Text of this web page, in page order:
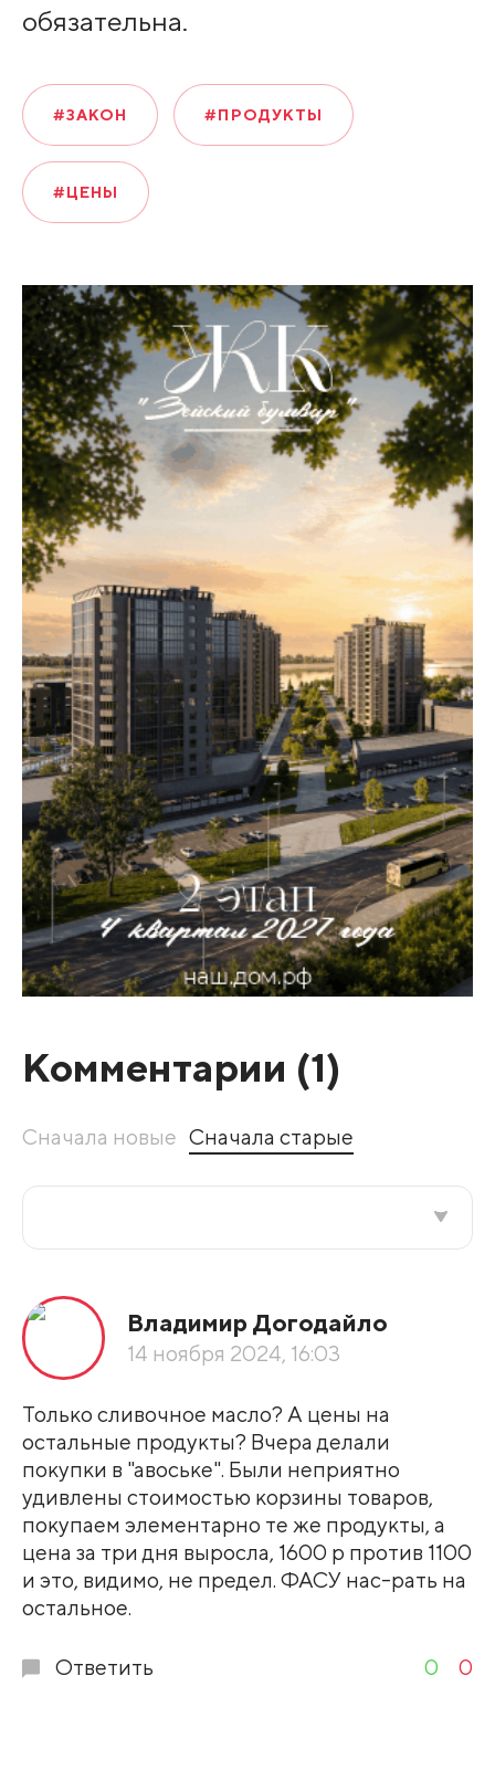
обязательна.
#ЗАКОН #ПРОДУКТЫ
#ЦЕНЫ
Комментарии (1)
Сначала новые Сначала старые
По рейтингу
Владимир Догодайло
14 ноября 2024, 16:03
Только сливочное масло? А цены на
остальные продукты? Вчера делали
покупки в "авоське". Были неприятно
удивлены стоимостью корзины товаров,
покупаем элементарно те же продукты, а
цена за три дня выросла, 1600 р против 1100
и это, видимо, не предел. ФАСУ нас-рать на
остальное.
Ответить 0 0